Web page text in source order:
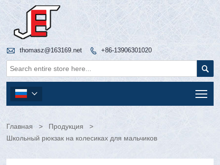
 thomasz@163169.net  +86-13906301020


Главная > Продукция
>
Школьный рюкзак на колесиках для мальчиков